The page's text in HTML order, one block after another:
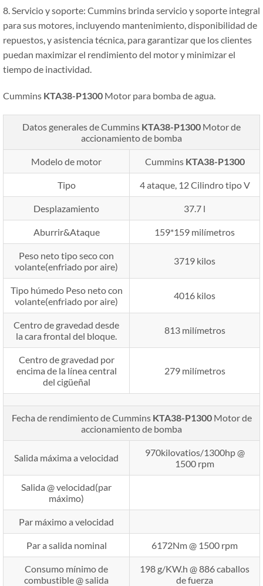
8. Servicio y soporte: Cummins brinda servicio y soporte integral
para sus motores, incluyendo mantenimiento, disponibilidad de
repuestos, y asistencia técnica, para garantizar que los clientes
puedan maximizar el rendimiento del motor y minimizar el
tiempo de inactividad.
Cummins KTA38-P1300 Motor para bomba de agua.
Datos generales de Cummins KTA38-P1300 Motor de
accionamiento de bomba
Modelo de motor Cummins KTA38-P1300
Tipo 4 ataque, 12 Cilindro tipo V
Desplazamiento 37.7 l
Aburrir&Ataque 159*159 milímetros
Peso neto tipo seco con
volante(enfriado por aire)
3719 kilos
Tipo húmedo Peso neto con
volante(enfriado por aire)
4016 kilos
Centro de gravedad desde
la cara frontal del bloque.
813 milímetros
Centro de gravedad por
encima de la línea central
del cigüeñal
279 milímetros
Fecha de rendimiento de Cummins KTA38-P1300 Motor de
accionamiento de bomba
Salida máxima a velocidad
970kilovatios/1300hp @
1500 rpm
Salida @ velocidad(par
máximo)
Par máximo a velocidad
Par a salida nominal 6172Nm @ 1500 rpm
Consumo mínimo de
combustible @ salida
198 g/KW.h @ 886 caballos
de fuerza